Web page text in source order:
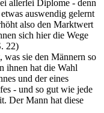
allerlei Diplome - denn
auswendig gelernt
also den Marktwert
sich hier die Wege
22)
was sie den Männern so
ihnen hat die Wahl
und der eines
- und so gut wie jede
Der Mann hat diese